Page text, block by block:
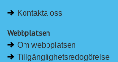
Kontakta oss
Webbplatsen
Om webbplatsen
Tillgänglighetsredogörelse